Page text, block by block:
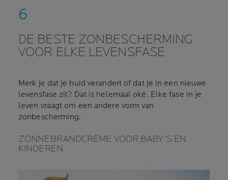
DE BESTE ZONBESCHERMING
VOOR ELKE LEVENSFASE
Merk je dat je huid verandert of dat je in een nieuwe
levensfase zit? Dat is helemaal oké. Elke fase in je
leven vraagt om een andere vorm van
zonbescherming.
ZONNEBRANDCRÈME VOOR BABY’S EN
KINDEREN